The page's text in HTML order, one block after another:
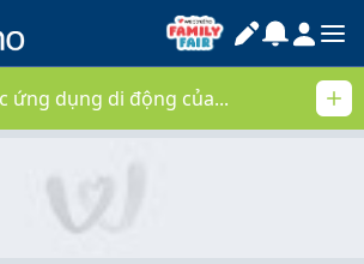
ứng dụng di động của...